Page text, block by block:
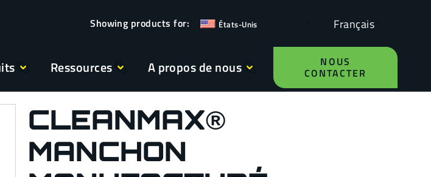
États-Unis Français
Ressources A propos de nous NOUS
CONTACTER
CLEANMAX®
MANCHON